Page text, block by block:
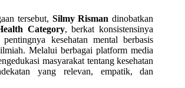
tersebut, Silmy Risman dinobatkan
Category, berkat konsistensinya
kesehatan mental berbasis
Melalui berbagai platform media
masyarakat tentang kesehatan
yang relevan, empatik, dan